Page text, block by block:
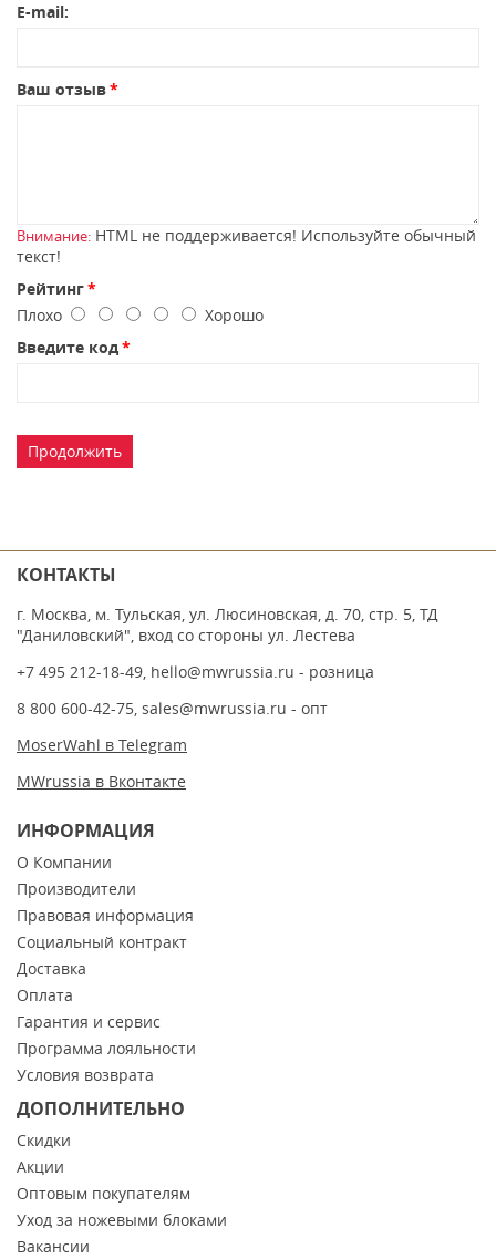
E-mail:
Ваш отзыв
Внимание: HTML не поддерживается! Используйте обычный
текст!
Рейтинг
Плохо
Хорошо
Введите код
Продолжить
КОНТАКТЫ
г. Москва, м. Тульская, ул. Люсиновская, д. 70, стр. 5, ТД
"Даниловский", вход со стороны ул. Лестева
+7 495 212-18-49, hello@mwrussia.ru - розница
8 800 600-42-75, sales@mwrussia.ru - опт
MoserWahl в Telegram
MWrussia в Вконтакте
ИНФОРМАЦИЯ
О Компании
Производители
Правовая информация
Социальный контракт
Доставка
Оплата
Гарантия и сервис
Программа лояльности
Условия возврата
ДОПОЛНИТЕЛЬНО
Скидки
Акции
Оптовым покупателям
Уход за ножевыми блоками
Вакансии